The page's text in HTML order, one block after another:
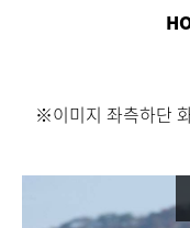
※이미지 좌측하단